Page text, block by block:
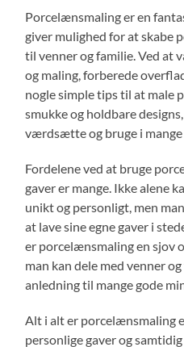
Porcelænsmaling er en
giver mulighed for at skabe
til venner og familie. Ved at
og maling, forberede
nogle simple tips til at male
smukke og holdbare
værdsætte og bruge i mange
Fordelene ved at bruge
gaver er mange. Ikke alene
unikt og personligt, men
at lave sine egne gaver i
er porcelænsmaling en sjov
man kan dele med venner
anledning til mange gode
Alt i alt er porcelænsmaling
personlige gaver og